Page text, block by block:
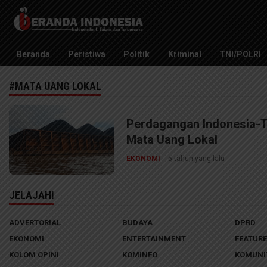
Beranda Indonesia
Independent, Tajam dan Terpercaya
Beranda Peristiwa Politik Kriminal TNI/POLRI
#MATA UANG LOKAL
Perdagangan Indonesia-
Mata Uang Lokal
EKONOMI 5 tahun yang lalu
JELAJAHI
ADVERTORIAL BUDAYA
DPRD
EKONOMI
ENTERTAINMENT
FEATURE
KOLOM OPINI
KOMINFO